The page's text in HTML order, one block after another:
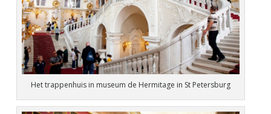
Het trappenhuis in museum de Hermitage in St Petersburg